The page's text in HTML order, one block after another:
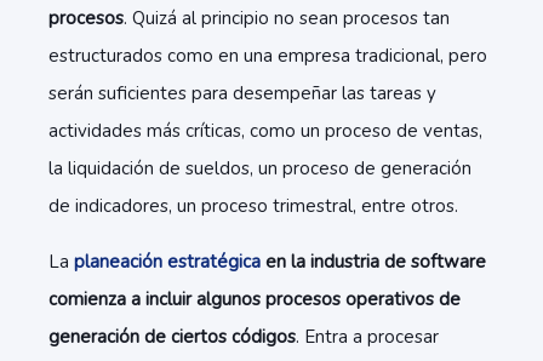
procesos. Quizá al principio no sean procesos tan
estructurados como en una empresa tradicional, pero
serán suficientes para desempeñar las tareas y
actividades más críticas, como un proceso de ventas,
la liquidación de sueldos, un proceso de generación
de indicadores, un proceso trimestral, entre otros.
La planeación estratégica en la industria de software
comienza a incluir algunos procesos operativos de
generación de ciertos códigos. Entra a procesar